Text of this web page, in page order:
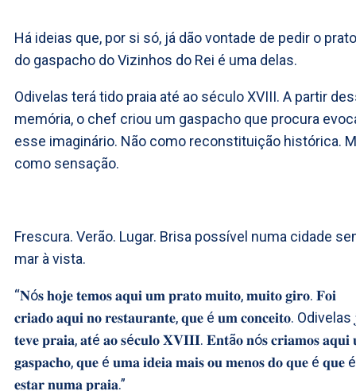
Há ideias que, por si só, já dão vontade de pedir o
do gaspacho do Vizinhos do Rei é uma delas.
Odivelas terá tido praia até ao século XVIII. A partir
memória, o chef criou um gaspacho que procura
esse imaginário. Não como reconstituição histórica.
como sensação.
Frescura. Verão. Lugar. Brisa possível numa cidade
mar à vista.
“𝐍ó𝐬 𝐡𝐨𝐣𝐞 𝐭𝐞𝐦𝐨𝐬 𝐚𝐪𝐮𝐢 𝐮𝐦 𝐩𝐫𝐚𝐭𝐨 𝐦𝐮𝐢𝐭𝐨, 𝐦𝐮𝐢𝐭𝐨 𝐠𝐢𝐫𝐨. 𝐅𝐨𝐢
𝐜𝐫𝐢𝐚𝐝𝐨 𝐚𝐪𝐮𝐢 𝐧𝐨 𝐫𝐞𝐬𝐭𝐚𝐮𝐫𝐚𝐧𝐭𝐞, 𝐪𝐮𝐞 é 𝐮𝐦 𝐜𝐨𝐧𝐜𝐞𝐢𝐭𝐨. Odivelas
𝐭𝐞𝐯𝐞 𝐩𝐫𝐚𝐢𝐚, 𝐚𝐭é 𝐚𝐨 𝐬é𝐜𝐮𝐥𝐨 𝐗𝐕𝐈𝐈𝐈. 𝐄𝐧𝐭ã𝐨 𝐧ó𝐬 𝐜𝐫𝐢𝐚𝐦𝐨𝐬
𝐠𝐚𝐬𝐩𝐚𝐜𝐡𝐨, 𝐪𝐮𝐞 é 𝐮𝐦𝐚 𝐢𝐝𝐞𝐢𝐚 𝐦𝐚𝐢𝐬 𝐨𝐮 𝐦𝐞𝐧𝐨𝐬 𝐝𝐨 𝐪𝐮𝐞 é 𝐪𝐮𝐞 é
𝐞𝐬𝐭𝐚𝐫 𝐧𝐮𝐦𝐚 𝐩𝐫𝐚𝐢𝐚.”